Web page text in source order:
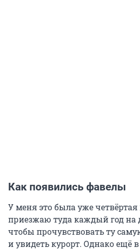
Как появились фавелы
У меня это была уже
приезжаю туда каждый год на
чтобы прочувствовать ту
и увидеть курорт. Однако ещё